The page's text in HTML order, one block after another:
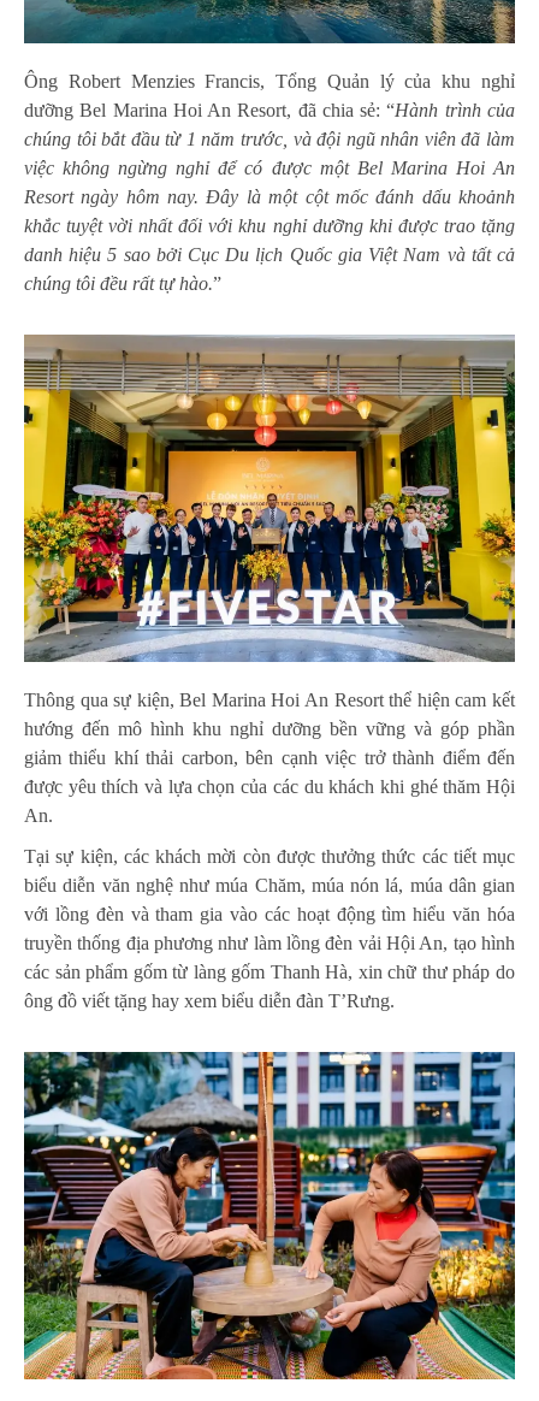
Ông Robert Menzies Francis, Tổng Quản lý của khu nghỉ
dưỡng Bel Marina Hoi An Resort, đã chia sẻ: “Hành trình của
chúng tôi bắt đầu từ 1 năm trước, và đội ngũ nhân viên đã làm
việc không ngừng nghỉ để có được một Bel Marina Hoi An
Resort ngày hôm nay. Đây là một cột mốc đánh dấu khoảnh
khắc tuyệt vời nhất đối với khu nghỉ dưỡng khi được trao tặng
danh hiệu 5 sao bởi Cục Du lịch Quốc gia Việt Nam và tất cả
chúng tôi đều rất tự hào.”
Thông qua sự kiện, Bel Marina Hoi An Resort thể hiện cam kết
hướng đến mô hình khu nghỉ dưỡng bền vững và góp phần
giảm thiểu khí thải carbon, bên cạnh việc trở thành điểm đến
được yêu thích và lựa chọn của các du khách khi ghé thăm Hội
An.
Tại sự kiện, các khách mời còn được thưởng thức các tiết mục
biểu diễn văn nghệ như múa Chăm, múa nón lá, múa dân gian
với lồng đèn và tham gia vào các hoạt động tìm hiểu văn hóa
truyền thống địa phương như làm lồng đèn vải Hội An, tạo hình
các sản phẩm gốm từ làng gốm Thanh Hà, xin chữ thư pháp do
ông đồ viết tặng hay xem biểu diễn đàn T’Rưng.